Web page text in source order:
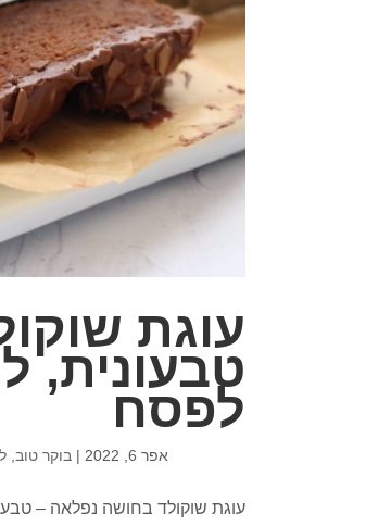
עוגת
טבעונית,
לפסח
אפר 6, 2022 | בוקר טוב,
עוגת שוקולד בחושה נפלאה –